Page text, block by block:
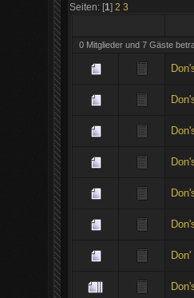
Seiten: [1]2 3
0 Mitglieder und 7 Gäste